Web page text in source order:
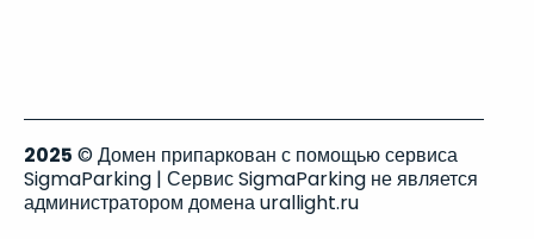
2025 © Домен припаркован с помощью сервиса
SigmaParking | Сервис SigmaParking не является
администратором домена urallight.ru